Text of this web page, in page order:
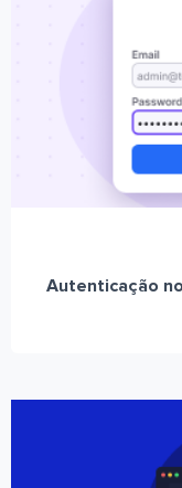
Autenticação